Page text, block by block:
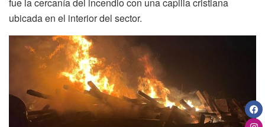
fue la cercanía del incendio con una capilla cristiana
ubicada en el interior del sector.